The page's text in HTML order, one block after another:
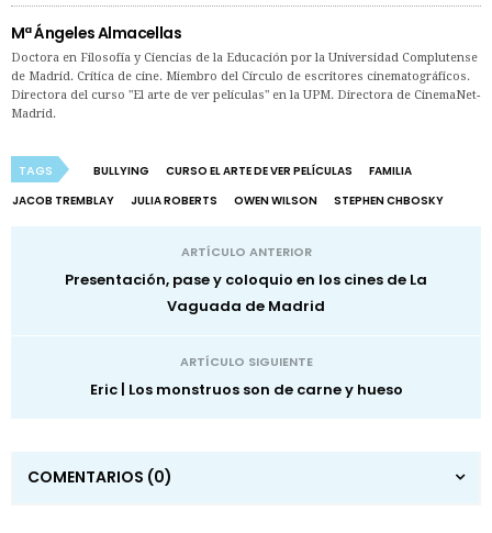
Mª Ángeles Almacellas
Doctora en Filosofía y Ciencias de la Educación por la Universidad Complutense
de Madrid. Crítica de cine. Miembro del Círculo de escritores cinematográficos.
Directora del curso "El arte de ver películas" en la UPM. Directora de CinemaNet-
Madrid.
TAGS BULLYING CURSO EL ARTE DE VER PELÍCULAS
FAMILIA
JACOB TREMBLAY
JULIA ROBERTS OWEN WILSON STEPHEN CHBOSKY
ARTÍCULO ANTERIOR
Presentación, pase y coloquio en los cines de La
Vaguada de Madrid
ARTÍCULO SIGUIENTE
Eric | Los monstruos son de carne y hueso
COMENTARIOS (0)